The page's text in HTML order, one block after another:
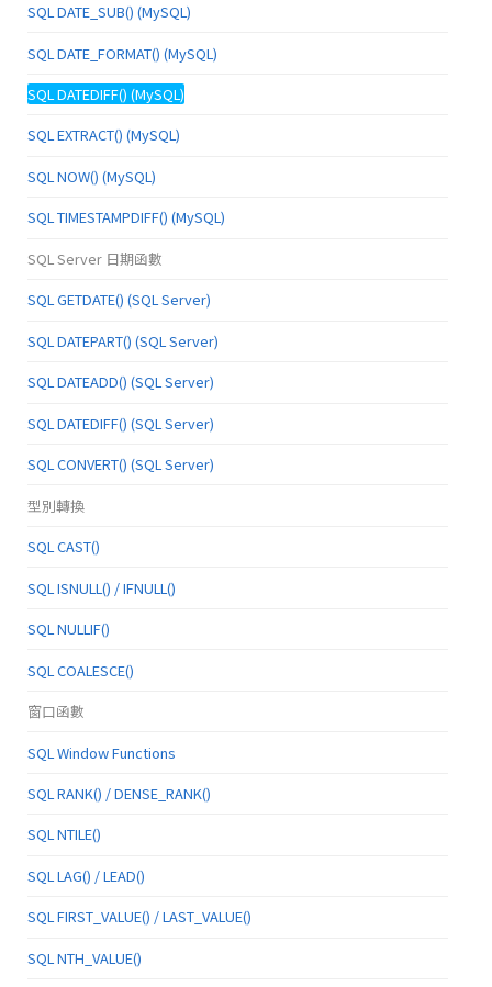
SQL DATE_SUB() (MySQL)
SQL DATE_FORMAT() (MySQL)
SQL DATEDIFF() (MySQL)
SQL EXTRACT() (MySQL)
SQL NOW() (MySQL)
SQL TIMESTAMPDIFF() (MySQL)
SQL Server 日期函數
SQL GETDATE() (SQL Server)
SQL DATEPART() (SQL Server)
SQL DATEADD() (SQL Server)
SQL DATEDIFF() (SQL Server)
SQL CONVERT() (SQL Server)
型別轉換
SQL CAST()
SQL ISNULL() / IFNULL()
SQL NULLIF()
SQL COALESCE()
窗口函數
SQL Window Functions
SQL RANK() / DENSE_RANK()
SQL NTILE()
SQL LAG() / LEAD()
SQL FIRST_VALUE() / LAST_VALUE()
SQL NTH_VALUE()